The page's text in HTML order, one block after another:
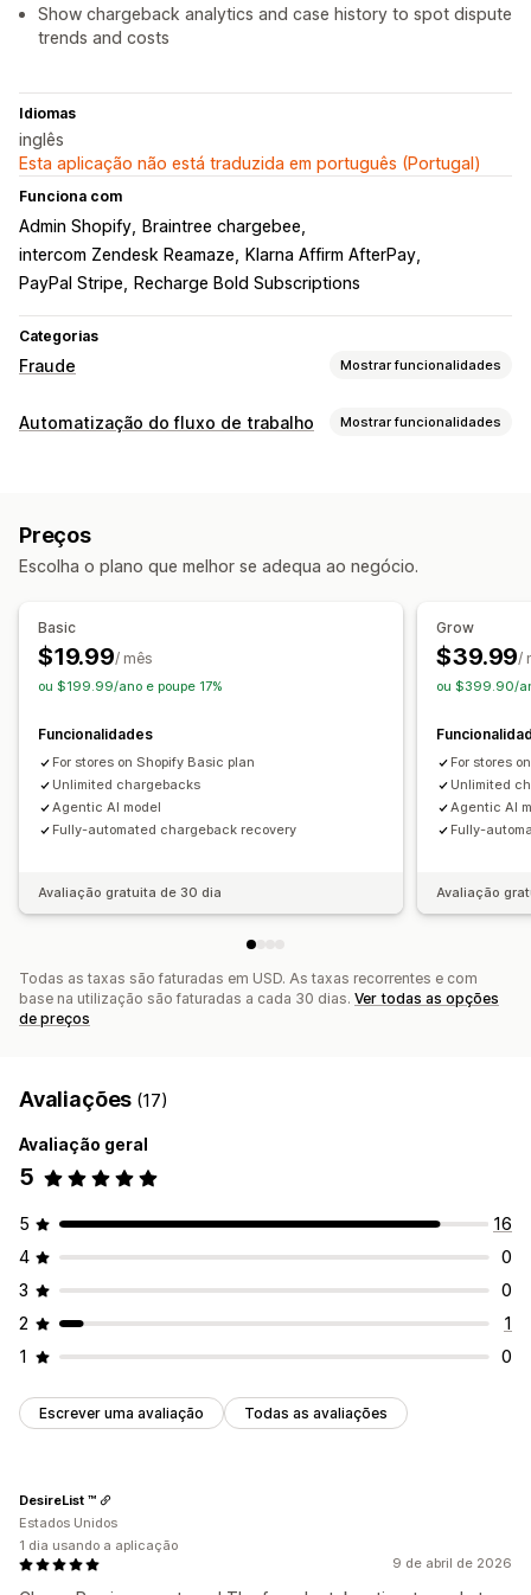
Show chargeback analytics and case history to spot dispute
trends and costs
Idiomas
inglês
Esta aplicação não está traduzida em português (Portugal)
Funciona com
Admin Shopify
Braintree chargebee
intercom Zendesk Reamaze
Klarna Affirm AfterPay
PayPal Stripe
Recharge Bold Subscriptions
Categorias
Fraude Mostrar funcionalidades
Tipos de fraude
Validação da encomenda
Verificação da identidade
Seguro contra fraudes
Deteção com base em inteligência artificial
Filtros de fraude
Fluxos de trabalho automatizados
Alertas e análise de dados
Alertas de alto risco
Atividade suspeita
Alertas personalizados
Notificações de fraude
Relatórios de risco
Automatização do fluxo de trabalho Mostrar funcionalidades
Personalização
Preços
Escolha o plano que melhor se adequa ao negócio.
Basic
$19.99/ mês
ou $199.99/ano e poupe 17%
Funcionalidades
For stores on Shopify Basic plan
Unlimited chargebacks
Agentic AI model
Fully-automated chargeback recovery
Avaliação gratuita de 30 dia
Grow
$39.99/
ou $399.90/
For stores
Unlimited
Agentic AI
Fully-
Avaliação
Todas as taxas são faturadas em USD. As taxas recorrentes e com
base na utilização são faturadas a cada 30 dias. Ver todas as opções
de preços
Avaliações (17)
Avaliação geral
5
5
16
4
0
3
0
2
1
1
0
Escrever uma avaliação Todas as avaliações
9 de abril de 2026
DesireList ™
Estados Unidos
1 dia usando a aplicação